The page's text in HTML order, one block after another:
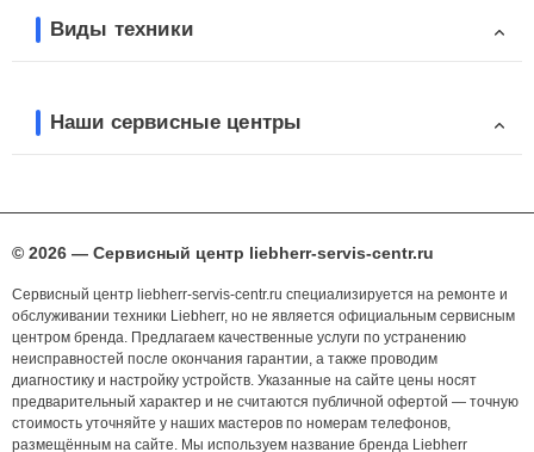
Виды техники
Наши сервисные центры
© 2026 — Сервисный центр liebherr-servis-centr.ru
Сервисный центр liebherr-servis-centr.ru специализируется на ремонте и
обслуживании техники Liebherr, но не является официальным сервисным
центром бренда. Предлагаем качественные услуги по устранению
неисправностей после окончания гарантии, а также проводим
диагностику и настройку устройств. Указанные на сайте цены носят
предварительный характер и не считаются публичной офертой — точную
стоимость уточняйте у наших мастеров по номерам телефонов,
размещённым на сайте. Мы используем название бренда Liebherr